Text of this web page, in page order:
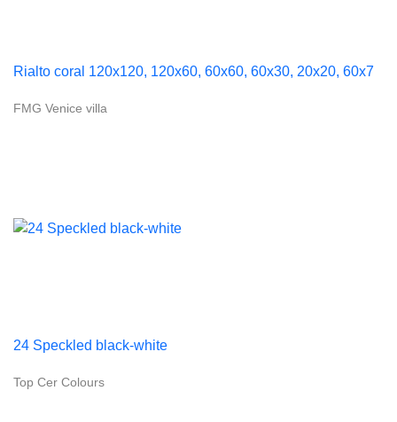
Rialto coral 120x120, 120x60, 60x60, 60x30, 20x20, 60x7
FMG Venice villa
24 Speckled black-white
Top Cer Colours